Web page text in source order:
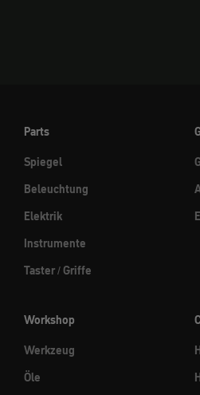
Parts
Spiegel
Beleuchtung
Elektrik
Instrumente
Taster / Griffe
Workshop
Werkzeug
Öle